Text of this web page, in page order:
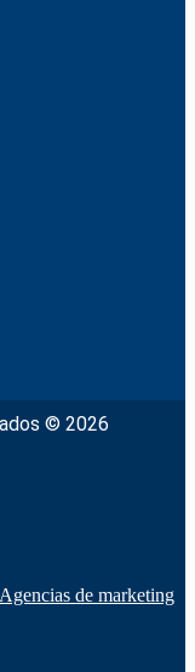
© 2026
Agencias de marketing